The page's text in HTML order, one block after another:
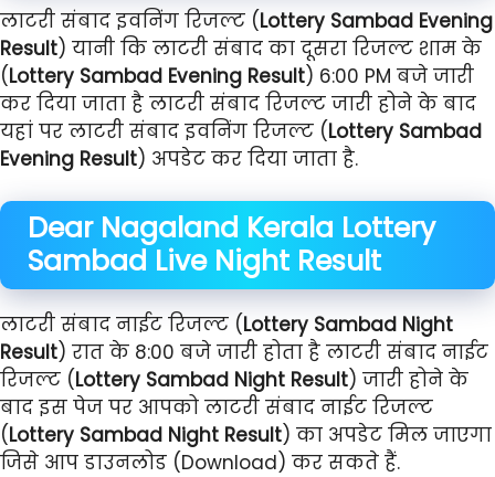
लाटरी संबाद इवनिंग रिजल्ट (Lottery Sambad Evening
Result) यानी कि लाटरी संबाद का दूसरा रिजल्ट शाम के
(Lottery Sambad Evening Result) 6:00 PM बजे जारी
कर दिया जाता है लाटरी संबाद रिजल्ट जारी होने के बाद
यहां पर लाटरी संबाद इवनिंग रिजल्ट (Lottery Sambad
Evening Result) अपडेट कर दिया जाता है.
Dear Nagaland Kerala Lottery
Sambad Live Night Result
लाटरी संबाद नाईट रिजल्ट (Lottery Sambad Night
Result) रात के 8:00 बजे जारी होता है लाटरी संबाद नाईट
रिजल्ट (Lottery Sambad Night Result) जारी होने के
बाद इस पेज पर आपको लाटरी संबाद नाईट रिजल्ट
(Lottery Sambad Night Result) का अपडेट मिल जाएगा
जिसे आप डाउनलोड (Download) कर सकते हैं.